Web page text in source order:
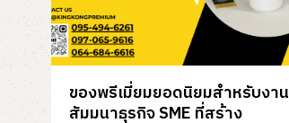
ของพรีเมี่ยมยอดนิยมสำหรับงาน
สัมมนาธุรกิจ SME ที่สร้าง